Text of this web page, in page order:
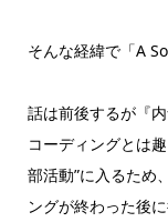
そんな経緯で「A
話は前後するが『
コーディングとは
部活動”に入るため
ングが終わった後